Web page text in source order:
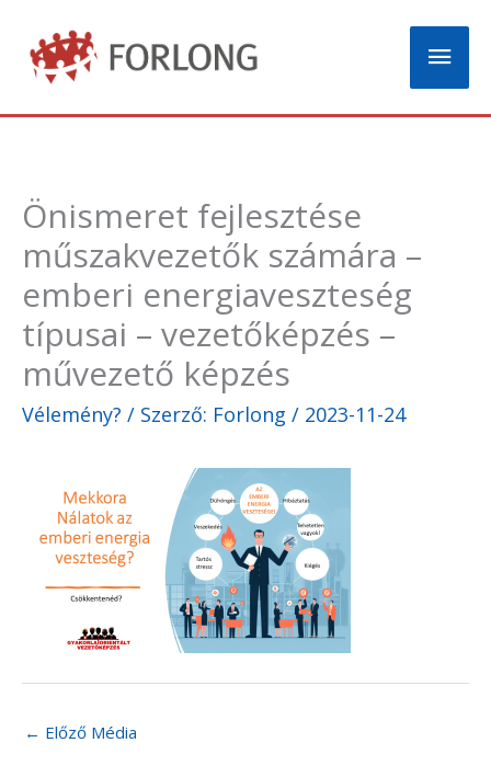
content
Main
Önismeret fejlesztése
műszakvezetők számára –
emberi energiaveszteség
típusai – vezetőképzés –
művezető képzés
Vélemény? / Szerző: Forlong / 2023-11-24
← Előző Média